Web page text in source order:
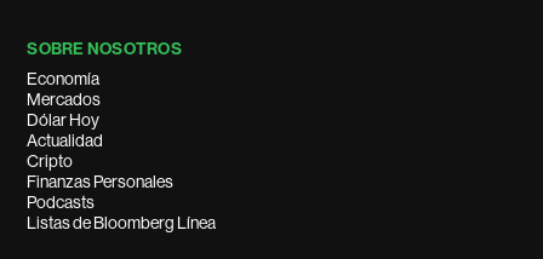
SOBRE NOSOTROS
Economía
Mercados
Dólar Hoy
Actualidad
Cripto
Finanzas Personales
Podcasts
Listas de Bloomberg Línea